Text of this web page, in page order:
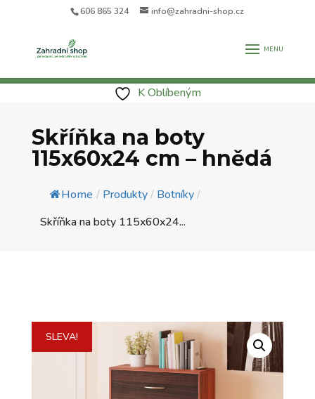
606 865 324 info@zahradni-shop.cz
K Oblíbeným
Skříňka na boty
115x60x24 cm – hnědá
Home / Produkty/ Botníky/
Skříňka na boty 115x60x24...
SLEVA!